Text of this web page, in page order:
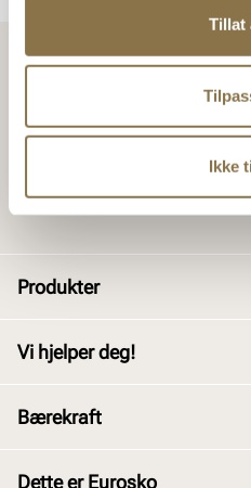
Tillat
Ikke
Produkter
Barn
Vi hjelper deg!
Bærekraft
Dette er Eurosko